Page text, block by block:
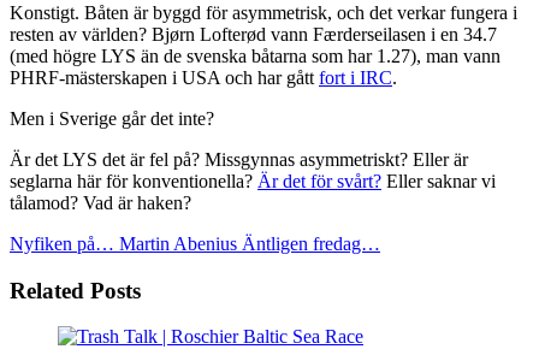
Konstigt. Båten är byggd för asymmetrisk, och det verkar fungera i
resten av världen? Bjørn Lofterød vann Færderseilasen i en 34.7
(med högre LYS än de svenska båtarna som har 1.27), man vann
PHRF-mästerskapen i USA och har gått fort i IRC.
Men i Sverige går det inte?
Är det LYS det är fel på? Missgynnas asymmetriskt? Eller är
seglarna här för konventionella? Är det för svårt? Eller saknar vi
tålamod? Vad är haken?
Nyfiken på… Martin Abenius Äntligen fredag…
Related Posts